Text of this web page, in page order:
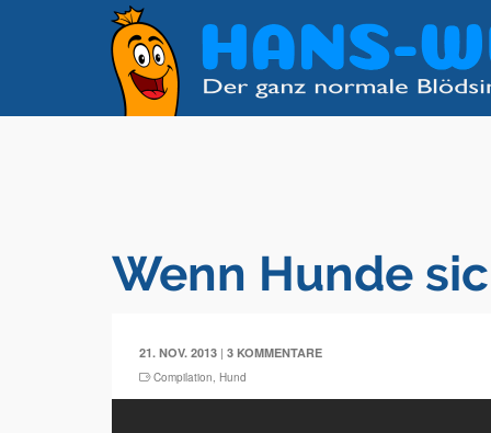
Wenn Hunde
21. NOV. 2013 | 3 KOMMENTARE
Compilation, Hund